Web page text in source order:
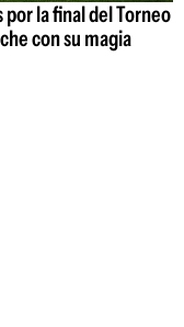
por la final del Torneo
con su magia